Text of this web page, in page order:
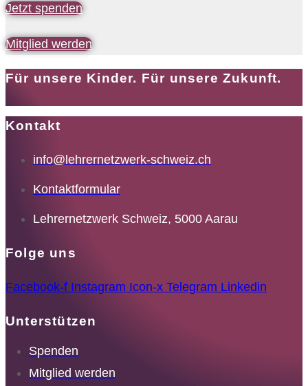
Jetzt spenden
Mitglied werden
Für unsere Kinder. Für unsere Zukunft.
Kontakt
info@lehrernetzwerk-schweiz.ch
Kontaktformular
Lehrernetzwerk Schweiz, 5000 Aarau
Folge uns
Facebook-f Instagram Icon-x Telegram Linkedin
Unterstützen
Spenden
Mitglied werden